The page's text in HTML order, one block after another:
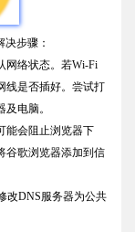
步骤：
网络状态。若Wi-Fi
线是否插好。尝试打
电脑。
能会阻止浏览器下
谷歌浏览器添加到信
改DNS服务器为公共